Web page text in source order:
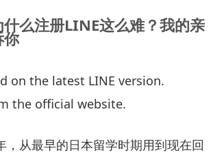
么注册LINE这么难？我的亲
你
on the latest LINE version.
the official website.
，从最早的日本留学时期用到现在回